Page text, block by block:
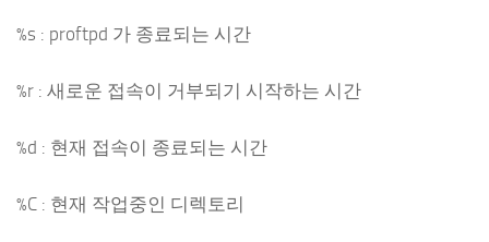
%s : proftpd 가 종료되는 시간
%r : 새로운 접속이 거부되기 시작하는 시간
%d : 현재 접속이 종료되는 시간
%C : 현재 작업중인 디렉토리